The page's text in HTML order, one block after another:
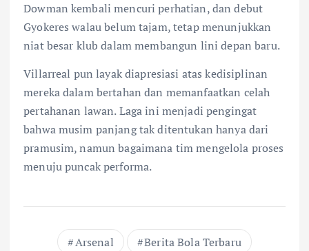
Dowman kembali mencuri perhatian, dan debut
Gyokeres walau belum tajam, tetap menunjukkan
niat besar klub dalam membangun lini depan baru.
Villarreal pun layak diapresiasi atas kedisiplinan
mereka dalam bertahan dan memanfaatkan celah
pertahanan lawan. Laga ini menjadi pengingat
bahwa musim panjang tak ditentukan hanya dari
pramusim, namun bagaimana tim mengelola proses
menuju puncak performa.
Arsenal
Berita Bola Terbaru